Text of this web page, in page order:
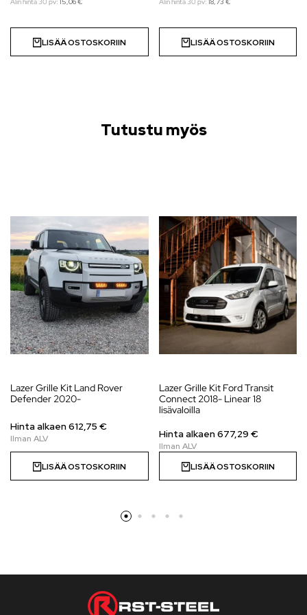
Alin hinta 30 pv: 15,06€
LISÄÄ OSTOSKORIIN
Alin hinta 30 pv: 18,73 €
LISÄÄ OSTOSKORIIN
Tutustu myös
Lazer Grille Kit Land Rover
Defender 2020-
Hinta alkaen612,75 €
LISÄÄ OSTOSKORIIN
Lazer Grille Kit Ford Transit
Connect 2018- Linear 18
lisävaloilla
Hinta alkaen 677,29 €
LISÄÄ OSTOSKORIIN